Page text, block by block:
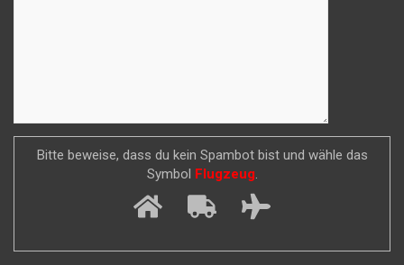
Bitte beweise, dass du kein Spambot bist und wähle das
Symbol
Flugzeug.